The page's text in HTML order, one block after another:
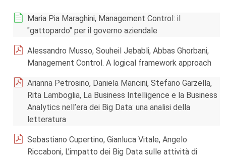
Maria Pia Maraghini, Management Control: il
"gattopardo" per il governo aziendale
Alessandro Musso, Souheil Jebabli, Abbas Ghorbani,
Management Control. A logical framework approach
Arianna Petrosino, Daniela Mancini, Stefano Garzella,
Rita Lamboglia, La Business Intelligence e la Business
Analytics nell’era dei Big Data: una analisi della
letteratura
Sebastiano Cupertino, Gianluca Vitale, Angelo
Riccaboni, L’impatto dei Big Data sulle attività di